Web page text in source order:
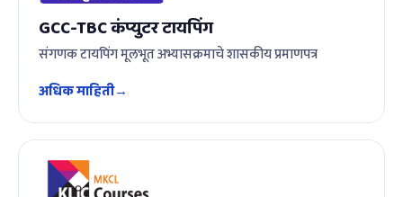
GCC-TBC कंप्युटर टायपिंग
संगणक टायपिंग मूलभूत अभ्यासक्रमाचे शासकीय प्रमाणपत्र
अधिक माहिती